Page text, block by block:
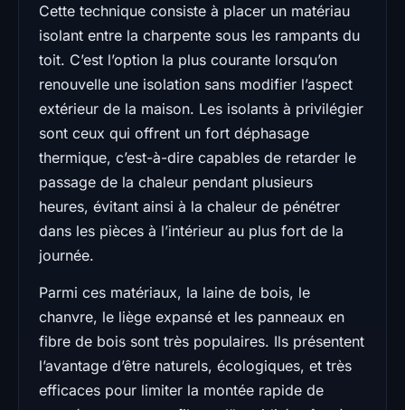
Cette technique consiste à placer un matériau
isolant entre la charpente sous les rampants du
toit. C’est l’option la plus courante lorsqu’on
renouvelle une isolation sans modifier l’aspect
extérieur de la maison. Les isolants à privilégier
sont ceux qui offrent un fort déphasage
thermique, c’est-à-dire capables de retarder le
passage de la chaleur pendant plusieurs
heures, évitant ainsi à la chaleur de pénétrer
dans les pièces à l’intérieur au plus fort de la
journée.
Parmi ces matériaux, la laine de bois, le
chanvre, le liège expansé et les panneaux en
fibre de bois sont très populaires. Ils présentent
l’avantage d’être naturels, écologiques, et très
efficaces pour limiter la montée rapide de